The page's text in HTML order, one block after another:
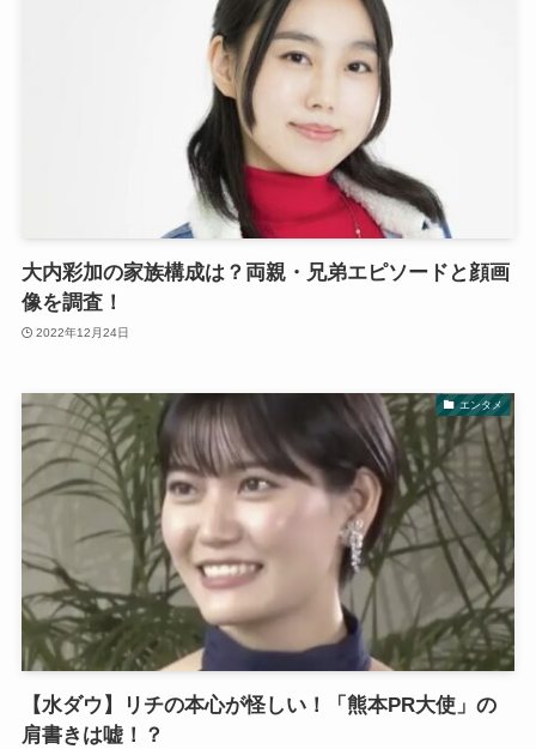
大内彩加の家族構成は？両親・兄弟エピソードと顔画
像を調査！
2022年12月24日
エンタメ
【水ダウ】リチの本心が怪しい！「熊本PR大使」の
肩書きは嘘！？